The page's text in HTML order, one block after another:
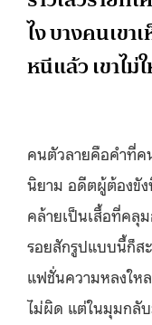
ไง บางคนเขา
หนีแล้ว เขาไม่
คนตัวลายคือคำที่ค
นิยาม อดีตผู้ต้องขั
คล้ายเป็นเสื้อที่คลุ
รอยสักรูปแบบนี้ก็ส
แฟชั่นความหลงให
ไม่ผิด แต่ในมุมกลั